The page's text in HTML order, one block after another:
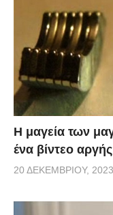
Η μαγεία των
ένα βίντεο
20 ΔΕΚΕΜΒΡΊΟΥ, 2023